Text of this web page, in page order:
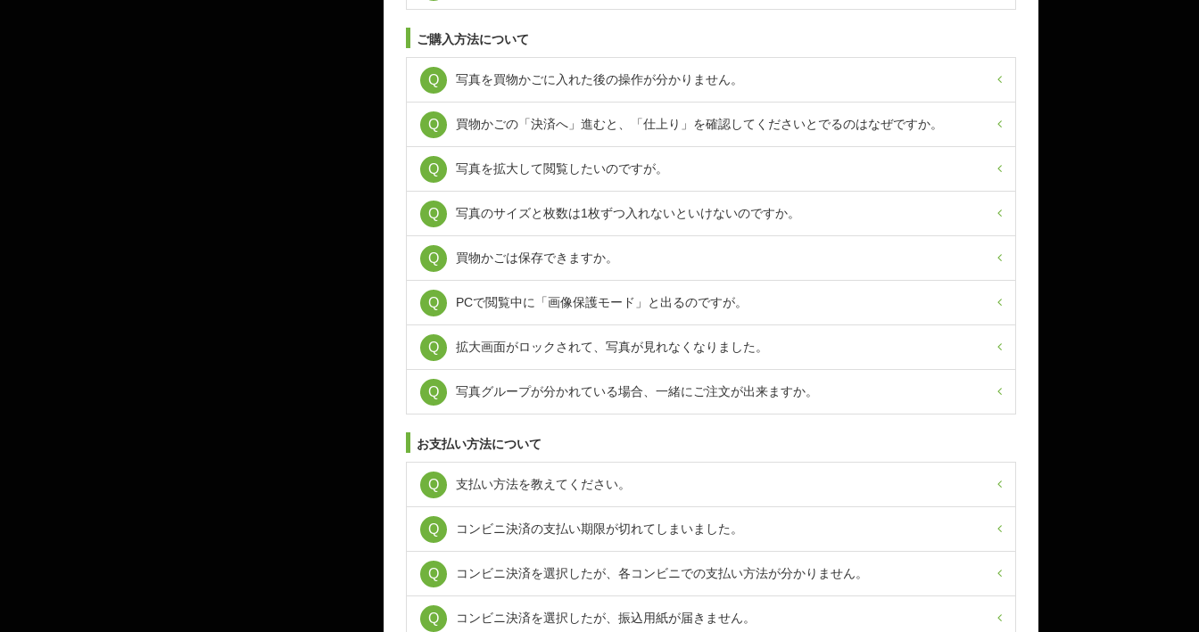
ご購入方法について
写真を買物かごに入れた後の操作が分かりません。
買物かごの「決済へ」進むと、「仕上り」を確認してくださいとでるのはなぜですか。
写真を拡大して閲覧したいのですが。
写真のサイズと枚数は1枚ずつ入れないといけないのですか。
買物かごは保存できますか。
PCで閲覧中に「画像保護モード」と出るのですが。
拡大画面がロックされて、写真が見れなくなりました。
写真グループが分かれている場合、一緒にご注文が出来ますか。
お支払い方法について
支払い方法を教えてください。
コンビニ決済の支払い期限が切れてしまいました。
コンビニ決済を選択したが、各コンビニでの支払い方法が分かりません。
コンビニ決済を選択したが、振込用紙が届きません。